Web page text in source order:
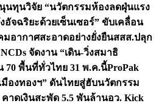
นทุนวิจัย “นวัตกรรมห้องลดฝุ่นแรง
อัจฉริยะด้วยเซ็นเซอร์” ขับเคลื่อน
มอากาศสะอาดอย่างยั่งยืนสสส.ปลุก
จัดงาน “เดิน-วิ่งสมาธิ
70 พื้นที่ทั่วไทย 31 พ.ค.นี้ProPak
มืองทองฯ” ดันไทยสู่ฮับนวัตกรรม
าดเงินสะพัด 5.5 พันล้านอว. Kick